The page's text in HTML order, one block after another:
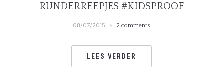
RUNDERREEPJES #KIDSPROOF
08/07/2015 2 comments
LEES VERDER